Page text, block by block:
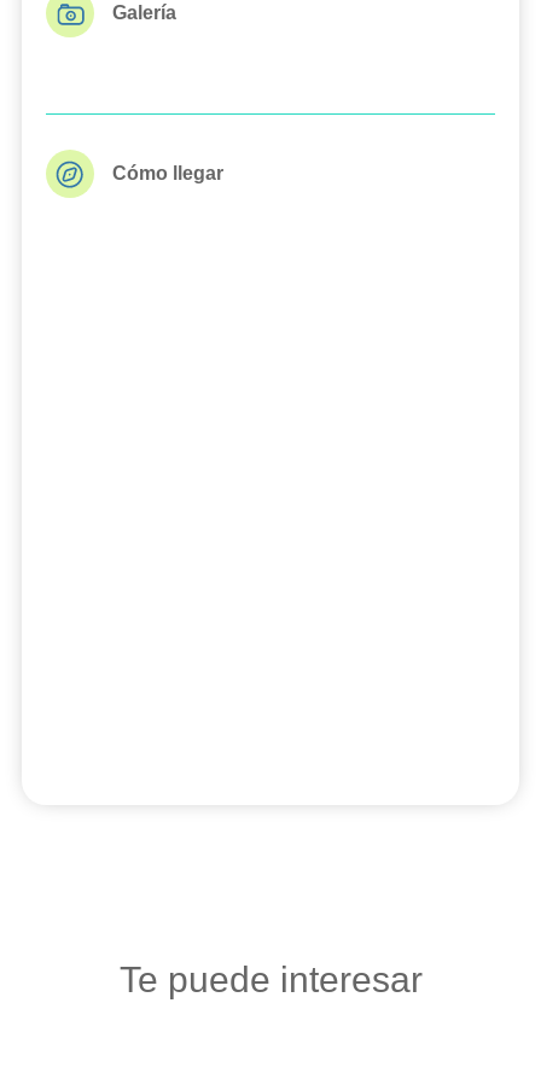
Galería
Cómo llegar
Te puede interesar